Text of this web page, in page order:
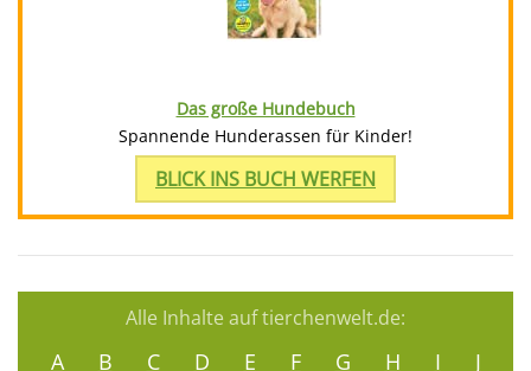
Das große Hundebuch
Spannende Hunderassen für Kinder!
BLICK INS BUCH WERFEN
Alle Inhalte auf tierchenwelt.de:
A B C D E F G H I
J